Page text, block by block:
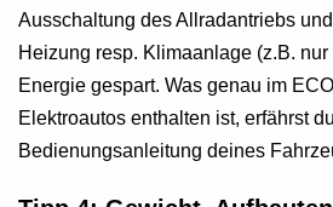
Ausschaltung des Allradantriebs
Heizung resp. Klimaanlage (z.B.
Energie gespart. Was genau im
Elektroautos enthalten ist, erfährst
Bedienungsanleitung deines